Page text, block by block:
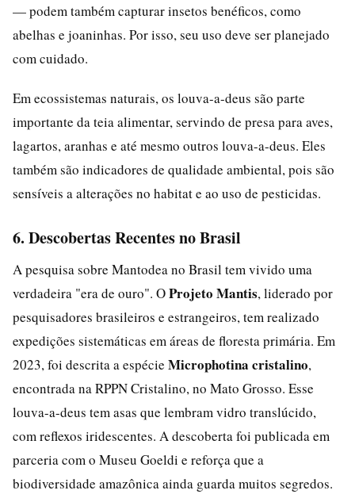
— podem também capturar insetos benéficos, como
abelhas e joaninhas. Por isso, seu uso deve ser planejado
com cuidado.
Em ecossistemas naturais, os louva-a-deus são parte
importante da teia alimentar, servindo de presa para aves,
lagartos, aranhas e até mesmo outros louva-a-deus. Eles
também são indicadores de qualidade ambiental, pois são
sensíveis a alterações no habitat e ao uso de pesticidas.
6. Descobertas Recentes no Brasil
A pesquisa sobre Mantodea no Brasil tem vivido uma
verdadeira "era de ouro". OProjeto Mantis, liderado por
pesquisadores brasileiros e estrangeiros, tem realizado
expedições sistemáticas em áreas de floresta primária. Em
2023, foi descrita a espécie Microphotina cristalino,
encontrada na RPPN Cristalino, no Mato Grosso. Esse
louva-a-deus tem asas que lembram vidro translúcido,
com reflexos iridescentes. A descoberta foi publicada em
parceria com o Museu Goeldi e reforça que a
biodiversidade amazônica ainda guarda muitos segredos.